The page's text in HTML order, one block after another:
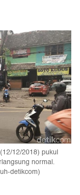
12/2018) pukul
normal.
detikcom)